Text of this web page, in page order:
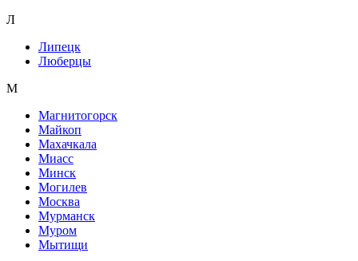
Л
Липецк
Люберцы
М
Магнитогорск
Майкоп
Махачкала
Миасс
Минск
Могилев
Москва
Мурманск
Муром
Мытищи